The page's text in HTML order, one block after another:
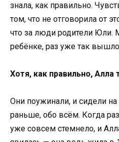
знала, как правильно.
том, что не отговорила от
что за люди родители Юли.
ребёнке, раз уже так
Хотя, как правильно, Алла
Они поужинали, и сидели на
раньше, обо всём. Когда
уже совсем стемнело, и